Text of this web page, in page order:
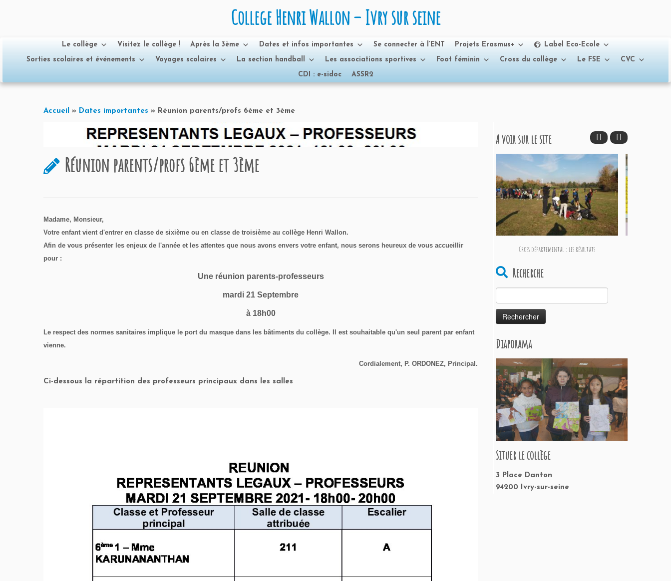
College Henri Wallon – Ivry sur seine
Le collège Visitez le collège ! Après la 3ème Dates et infos importantes Se connecter à l’ENT Projets Erasmus+
Label Eco-Ecole
Sorties scolaires et événements
Voyages scolaires La section handball Les associations sportives Foot féminin Cross du collège Le FSE
CVC
CDI : e-sidoc
ASSR2
Accueil » Dates importantes » Réunion parents/profs 6ème et 3ème
Réunion parents/profs 6ème et 3ème
Madame, Monsieur,
Votre enfant vient d'entrer en classe de sixième ou en classe de troisième au collège Henri Wallon.
Afin de vous présenter les enjeux de l'année et les attentes que nous avons envers votre enfant, nous serons heureux de vous accueillir
pour :
Une réunion parents-professeurs
mardi 21 Septembre
à 18h00
Le respect des normes sanitaires implique le port du masque dans les bâtiments du collège. Il est souhaitable qu'un seul parent par enfant
vienne.
Cordialement, P. ORDONEZ, Principal.
Ci-dessous la répartition des professeurs principaux dans les salles
A voir sur le site
Cross départemental : les résultats
Recherche
Diaporama
Situer le collège
3 Place Danton
94200 Ivry-sur-seine